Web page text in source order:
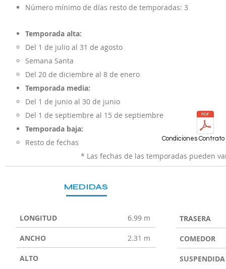
Número mínimo de días resto de temporadas: 3
Temporada alta:
Del 1 de julio al 31 de agosto
Semana Santa
Del 20 de diciembre al 8 de enero
Temporada media:
Del 1 de junio al 30 de junio
Del 1 de septiembre al 15 de septiembre
Temporada baja:
Resto de fechas
* Las fechas de las temporadas pueden
Condiciones
MEDIDAS
LONGITUD 6.99 m
ANCHO 2.31 m
ALTO
TRASERA
COMEDOR
SUSPENDIDA